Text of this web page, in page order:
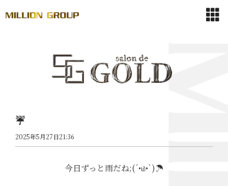
☔️
2025年5月27日21:36
今日ずっと雨だね;(´•௰•`)☂